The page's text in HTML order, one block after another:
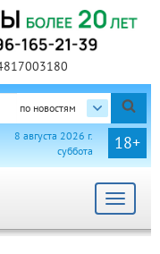
по новостям
18+
8 августа 2026 г.
суббота
Toggle